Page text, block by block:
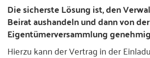
Die sicherste Lösung ist, den
Beirat aushandeln und dann von
Eigentümerversammlung
Hierzu kann der Vertrag in der